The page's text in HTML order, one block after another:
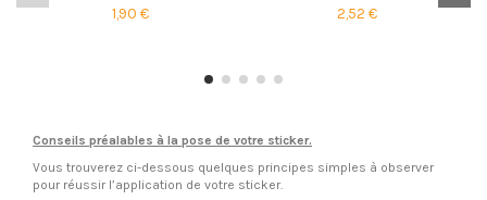
1,90 €
2,52 €
Conseils préalables à la pose de votre sticker.
Vous trouverez ci-dessous quelques principes simples à observer
pour réussir l’application de votre sticker.